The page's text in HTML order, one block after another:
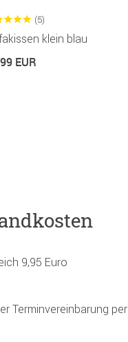
(5)
klein blau
EUR
9,95 Euro
Terminvereinbarung per